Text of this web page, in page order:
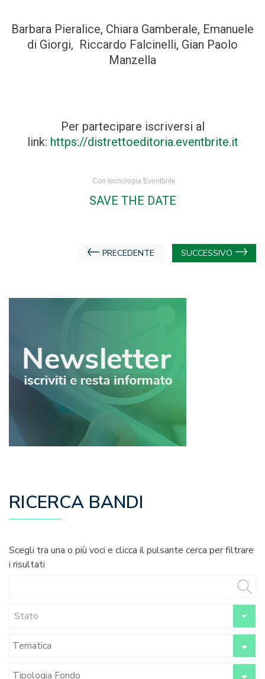
Barbara Pieralice, Chiara Gamberale, Emanuele
di Giorgi, Riccardo Falcinelli, Gian Paolo
Manzella
Per partecipare iscriversi al
link: https://distrettoeditoria.eventbrite.it
Con tecnologia Eventbrite
SAVE THE DATE
Navigazione
PRECEDENTE SUCCESSIVO
RICERCA BANDI
Scegli tra una o più voci e clicca il pulsante cerca per filtrare
i risultati
Stato